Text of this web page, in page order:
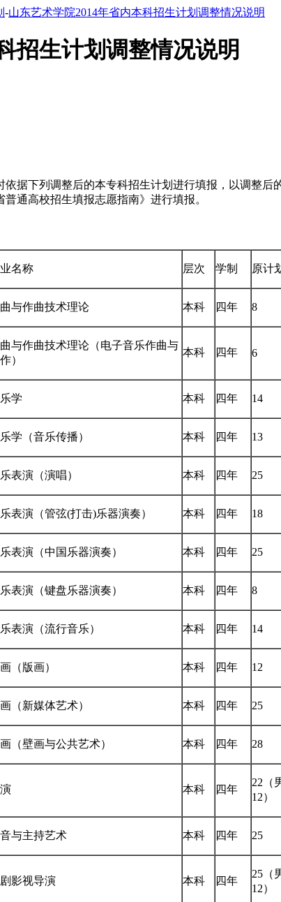
-山东艺术学院2014年省内本科招生计划调整情况说明
招生计划调整情况说明
据下列调整后的本专科招生计划进行填报，以调整
通高校招生填报志愿指南》进行填报。
名称 层次 学制 原计
与作曲技术理论 本科 四年 8
与作曲技术理论（电子音乐作曲与
）
本科 四年 6
学 本科 四年 14
学（音乐传播） 本科 四年 13
表演（演唱） 本科 四年 25
表演（管弦(打击)乐器演奏） 本科 四年 18
表演（中国乐器演奏） 本科 四年 25
表演（键盘乐器演奏） 本科 四年 8
表演（流行音乐） 本科 四年 14
（版画） 本科 四年 12
（新媒体艺术） 本科 四年 25
（壁画与公共艺术） 本科 四年 28
本科 四年
22（
12）
与主持艺术 本科 四年 25
影视导演 本科 四年
25（
12）